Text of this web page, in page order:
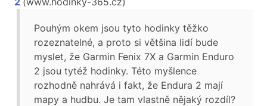
Pouhým okem jsou tyto hodinky těžko
rozeznatelné, a proto si většina lidí bude
myslet, že Garmin Fenix 7X a Garmin Enduro
2 jsou tytéž hodinky. Této myšlence
rozhodně nahrává i fakt, že Endura 2 mají
mapy a hudbu. Je tam vlastně nějaký rozdíl?